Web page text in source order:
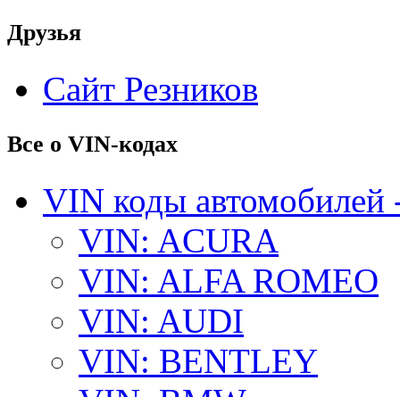
Друзья
Сайт Резников
Все о VIN-кодах
VIN коды автомобилей
VIN: ACURA
VIN: ALFA ROMEO
VIN: AUDI
VIN: BENTLEY